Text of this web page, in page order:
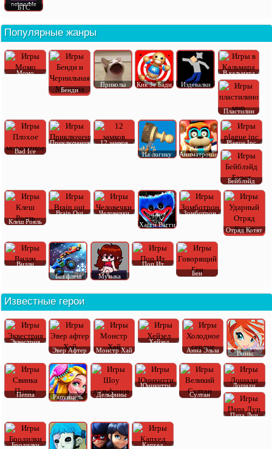
БТС
Популярные жанры
Момо
Бенди
Приколы Кик Зе Бади Издевалки
В кальмара
Пластилин
Bad Ice
Приключения
12 замков
На логику
Аниматроник
Plague Inc
Бейблэйд
Клеш Рояль
Brain Out
Человечки
Хагги Вагги
Зомботрон
Отряд Котят
Вилли
Без флеш
Музыка
Поп Ит
Бен
Известные герои
Эквестрия
Эвер Афтер
Монстр Хай
Хейзел
Анна Эльза
Винкс
Пеппа Рапунцель Дельфины
Юникитти
Султан
Лошади
Папа Луи
Бродилки Капхед